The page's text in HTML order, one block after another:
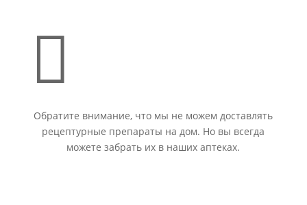

Обратите внимание, что мы не можем доставлять
рецептурные препараты на дом. Но вы всегда
можете забрать их в наших аптеках.